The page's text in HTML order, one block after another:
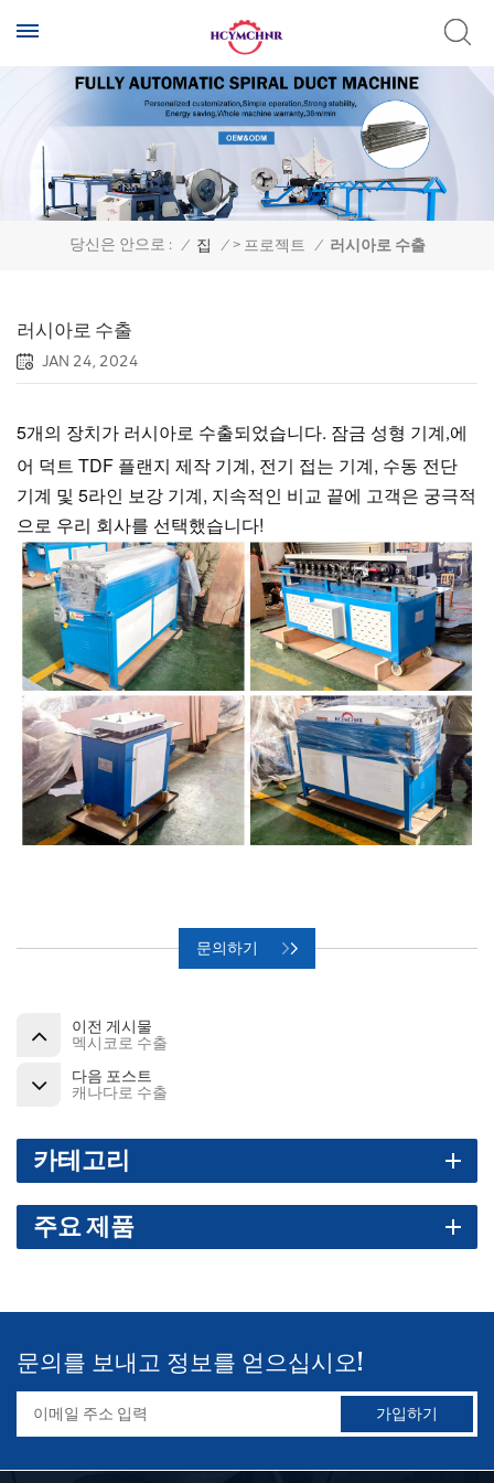
당신은 안으로 : / 집 / > 프로젝트 / 러시아로 수출
러시아로 수출
JAN 24, 2024
5개의 장치가 러시아로 수출되었습니다. 잠금 성형 기계 ,에
어 덕트 TDF 플랜지 제작 기계, 전기 접는 기계, 수동 전단
기계 및 5라인 보강 기계, 지속적인 비교 끝에 고객은 궁극적
으로 우리 회사를 선택했습니다!
문의하기
이전 게시물
멕시코로 수출
다음 포스트
캐나다로 수출
카테고리
주요 제품
문의를 보내고 정보를 얻으십시오!